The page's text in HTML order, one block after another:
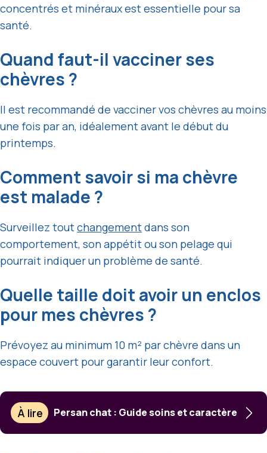
concentrés et minéraux est essentielle pour sa
santé.
Quand faut-il vacciner ses
chèvres ?
Il est recommandé de vacciner vos chèvres au moins
une fois par an, idéalement avant le début du
printemps.
Comment savoir si ma chèvre
est malade ?
Surveillez toutchangementdans son
comportement, son appétit ou son pelage qui
pourrait indiquer un problème de santé.
Quelle taille doit avoir un enclos
pour mes chèvres ?
Prévoyez au minimum 10 m² par chèvre dans un
espace couvert pour garantir leur confort.
À lire Persan chat : Guide soins et caractère